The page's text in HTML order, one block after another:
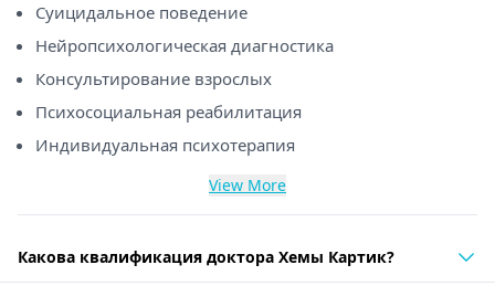
Суицидальное поведение
Нейропсихологическая диагностика
Консультирование взрослых
Психосоциальная реабилитация
Индивидуальная психотерапия
View More
Какова квалификация доктора Хемы Картик?